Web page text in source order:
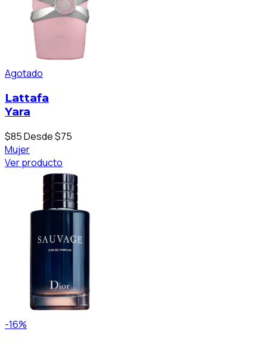
Agotado
Lattafa
Yara
$85Desde $75
Mujer
Ver producto
-16%